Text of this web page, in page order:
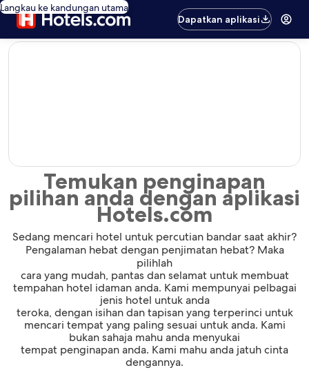
Langkau ke kandungan utama
Dapatkan aplikasi
editorial
Temukan penginapan
pilihan anda dengan aplikasi
Hotels.com
Sedang mencari hotel untuk percutian bandar saat akhir?
Pengalaman hebat dengan penjimatan hebat? Maka
pilihlah
cara yang mudah, pantas dan selamat untuk membuat
tempahan hotel idaman anda. Kami mempunyai pelbagai
jenis hotel untuk anda
teroka, dengan isihan dan tapisan yang terperinci untuk
mencari tempat yang paling sesuai untuk anda. Kami
bukan sahaja mahu anda menyukai
tempat penginapan anda. Kami mahu anda jatuh cinta
dengannya.